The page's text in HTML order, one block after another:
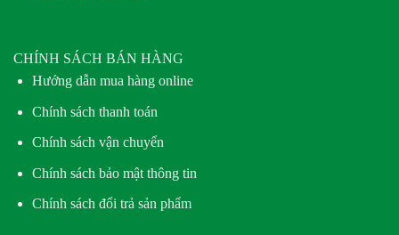
CHÍNH SÁCH BÁN HÀNG
Hướng dẫn mua hàng online
Chính sách thanh toán
Chính sách vận chuyển
Chính sách bảo mật thông tin
Chính sách đổi trả sản phẩm